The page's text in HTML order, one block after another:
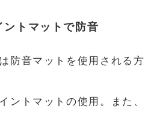
ントマットで防音
防音マットを使用される方
ントマットの使用。また、